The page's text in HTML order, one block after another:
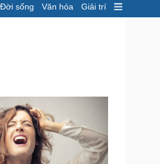
Đời sống Văn hóa Giải trí
Giá cà phê
Công nghệ
Sành điệu
Tin Công nghệ